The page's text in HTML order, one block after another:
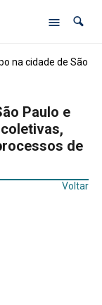
na cidade de São
Paulo e
de
Voltar